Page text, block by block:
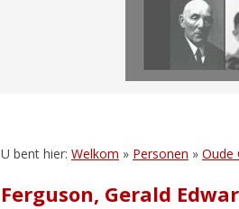
SQUADRONS
CANADEES
U bent hier: Welkom » Personen » Oude
Ferguson, Gerald